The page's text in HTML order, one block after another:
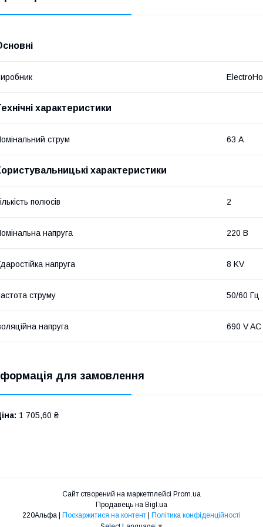
характеристики
струм 63 А
характеристики
полюсів 2
напруга 220 В
напруга 8 KV
струму 50/60 Гц
напруга 690 V AC
для замовлення
1 705,60 ₴
Сайт створений на маркетплейсі Prom.ua
Продавець на Bigl.ua
220Альфа | Поскаржитися на контент | Політика конфіденційності